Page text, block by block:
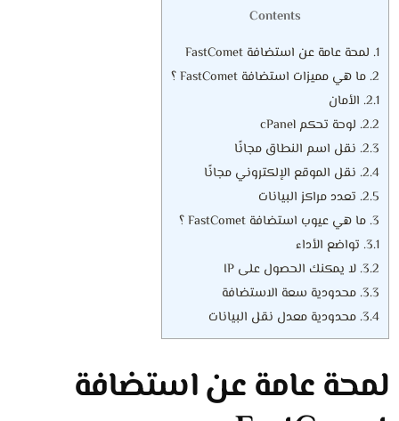
Contents
1. لمحة عامة عن استضافة FastComet
2. ما هي مميزات استضافة FastComet ؟
2.1. الأمان
2.2. لوحة تحكم cPanel
2.3. نقل اسم النطاق مجانًا
2.4. نقل الموقع الإلكتروني مجانًا
2.5. تعدد مراكز البيانات
3. ما هي عيوب استضافة FastComet ؟
3.1. تواضع الأداء
3.2. لا يمكنك الحصول على IP
3.3. محدودية سعة الاستضافة
3.4. محدودية معدل نقل البيانات
لمحة عامة عن استضافة